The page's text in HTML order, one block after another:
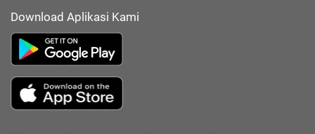
Download Aplikasi Kami